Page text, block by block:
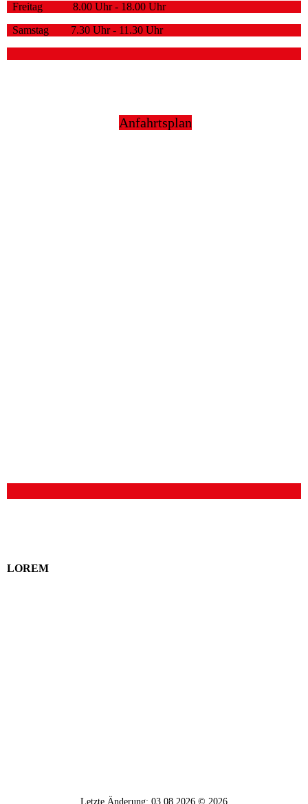
Freitag 8.00 Uhr - 18.00 Uhr
Samstag 7.30 Uhr - 11.30 Uhr
Anfahrtsplan
LOREM
Letzte Änderung: 03.08.2026 © 2026